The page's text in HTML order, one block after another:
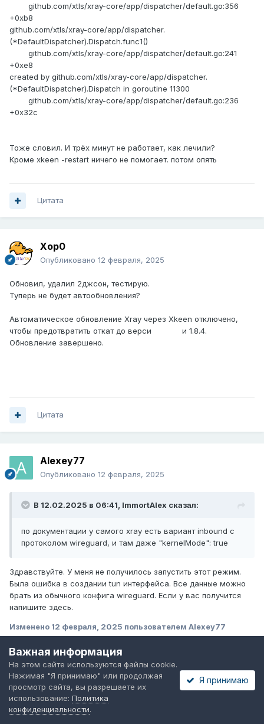
github.com/xtls/xray-core/app/dispatcher/default.go:356
+0xb8
github.com/xtls/xray-core/app/dispatcher.
(*DefaultDispatcher).Dispatch.func1()
github.com/xtls/xray-core/app/dispatcher/default.go:241
+0xe8
created by github.com/xtls/xray-core/app/dispatcher.
(*DefaultDispatcher).Dispatch in goroutine 11300
github.com/xtls/xray-core/app/dispatcher/default.go:236
+0x32c
Тоже словил. И трёх минут не работает, как лечили?
Кроме xkeen -restart ничего не помогает. потом опять
Цитата
Xop0
Опубликовано 12 февраля, 2025
Обновил, удалил 2джсон, тестирую.
Туперь не будет автообновления?
Автоматическое обновление Xray через Xkeen отключено,
чтобы предотвратить откат до верси и 1.8.4.
Обновление завершено.
Цитата
Alexey77
Опубликовано 12 февраля, 2025
В 12.02.2025 в 06:41, ImmortAlex сказал:
по документации у самого xray есть вариант inbound с
протоколом wireguard, и там даже "kernelMode": true
Здравствуйте. У меня не получилось запустить этот режим.
Была ошибка в создании tun интерфейса. Все данные можно
брать из обычного конфига wireguard. Если у вас получится
напишите здесь.
Изменено 12 февраля, 2025 пользователем Alexey77
Дополнил
Цитата
Важная информация
На этом сайте используются файлы cookie.
Нажимая "Я принимаю" или продолжая
просмотр сайта, вы разрешаете их
использование: Политика
конфиденциальности.
Я принимаю